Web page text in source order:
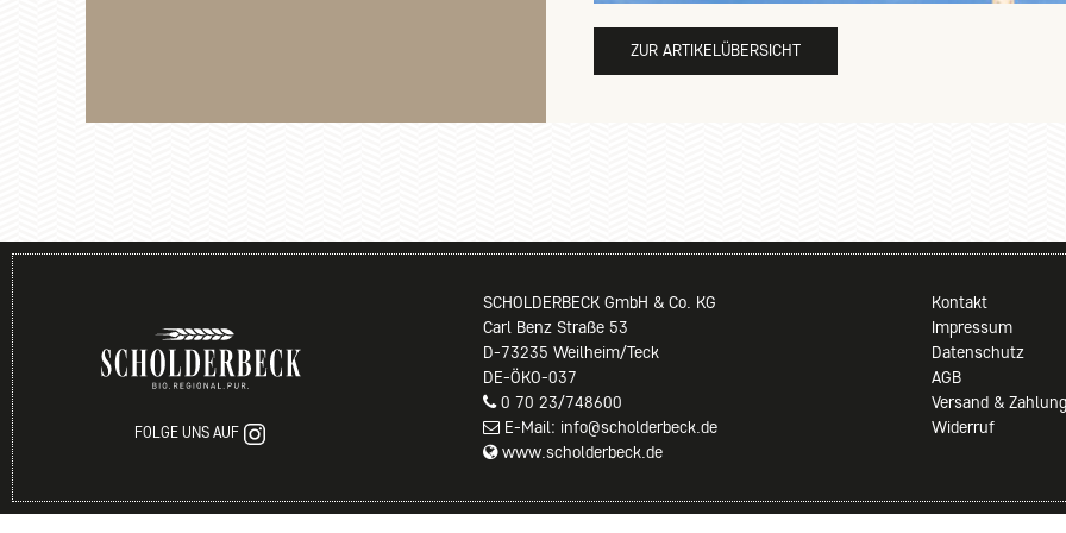
ZUR ARTIKELÜBERSICHT
FOLGE UNS AUF
SCHOLDERBECK GmbH & Co. KG
Carl Benz Straße 53
D-73235 Weilheim/Teck
DE-ÖKO-037
0 70 23/748600
E-Mail: info@scholderbeck.de
www.scholderbeck.de
Kontakt
Impressum
Datenschutz
AGB
Versand & Zahlung
Widerruf